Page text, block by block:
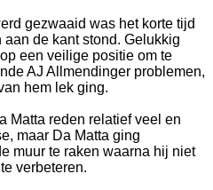
gezwaaid was het korte tijd
de kant stond. Gelukkig
een veilige positie om te
AJ Allmendinger problemen,
hem lek ging.
Matta reden relatief veel en
maar Da Matta ging
muur te raken waarna hij niet
verbeteren.